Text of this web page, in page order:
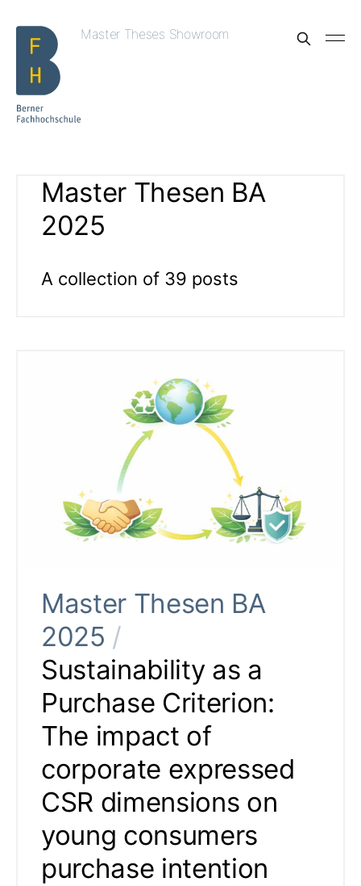
Master Theses Showroom
Master Thesen BA
2025
A collection of 39 posts
Master Thesen BA
2025 /
Sustainability as a
Purchase Criterion:
The impact of
corporate expressed
CSR dimensions on
young consumers
purchase intention